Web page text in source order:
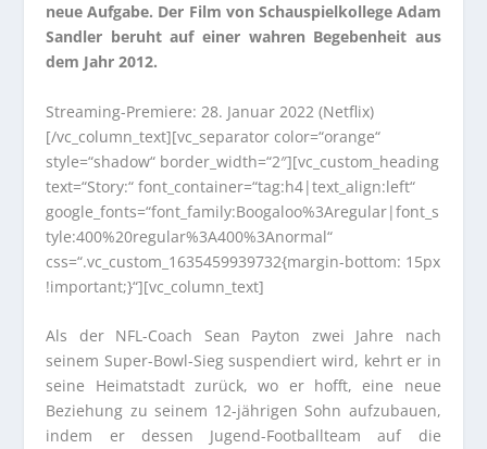
neue Aufgabe. Der Film von Schauspielkollege Adam
Sandler beruht auf einer wahren Begebenheit aus
dem Jahr 2012.
Streaming-Premiere: 28. Januar 2022 (Netflix)
[/vc_column_text][vc_separator color=“orange“
style=“shadow“ border_width=“2″][vc_custom_heading
text=“Story:“ font_container=“tag:h4|text_align:left“
google_fonts=“font_family:Boogaloo%3Aregular|font_s
tyle:400%20regular%3A400%3Anormal“
css=“.vc_custom_1635459939732{margin-bottom: 15px
!important;}“][vc_column_text]
Als der NFL-Coach Sean Payton zwei Jahre nach
seinem Super-Bowl-Sieg suspendiert wird, kehrt er in
seine Heimatstadt zurück, wo er hofft, eine neue
Beziehung zu seinem 12-jährigen Sohn aufzubauen,
indem er dessen Jugend-Footballteam auf die